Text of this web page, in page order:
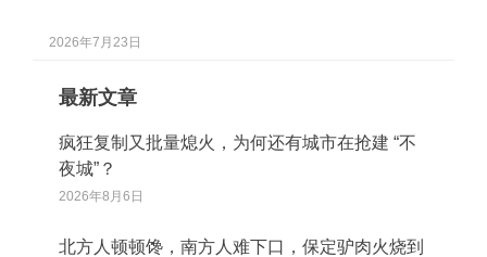
2026年7月23日
最新文章
疯狂复制又批量熄火，为何还有城市在抢建 “不
夜城”？
2026年8月6日
北方人顿顿馋，南方人难下口，保定驴肉火烧到